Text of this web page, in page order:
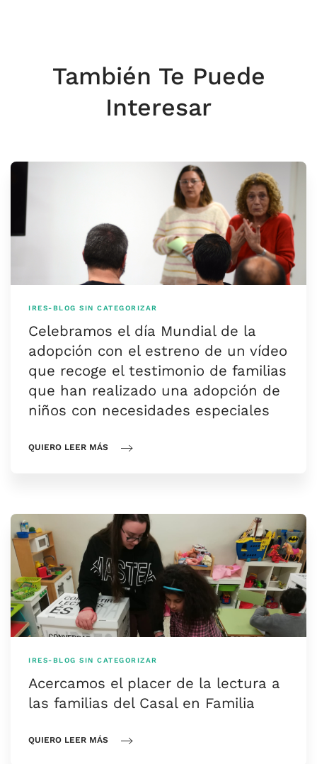
También Te Puede
Interesar
IRES-BLOG SIN CATEGORIZAR
Celebramos el día Mundial de la
adopción con el estreno de un vídeo
que recoge el testimonio de familias
que han realizado una adopción de
niños con necesidades especiales
QUIERO LEER MÁS
IRES-BLOG SIN CATEGORIZAR
Acercamos el placer de la lectura a
las familias del Casal en Familia
QUIERO LEER MÁS